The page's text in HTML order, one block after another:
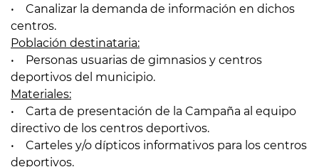
• Canalizar la demanda de información en dichos
centros.
Población destinataria:
• Personas usuarias de gimnasios y centros
deportivos del municipio.
Materiales:
• Carta de presentación de la Campaña al equipo
directivo de los centros deportivos.
• Carteles y/o dípticos informativos para los centros
deportivos.